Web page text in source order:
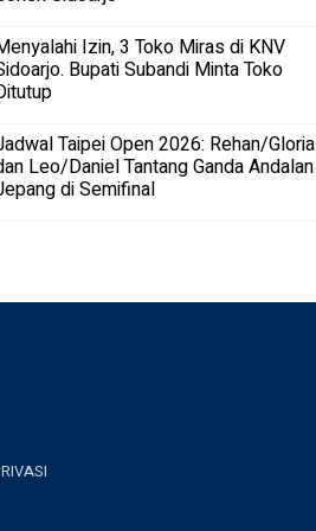
Izin, 3 Toko Miras di KNV
Bupati Subandi Minta Toko
Taipei Open 2026: Rehan/Gloria
Leo/Daniel Tantang Ganda Andalan
di Semifinal